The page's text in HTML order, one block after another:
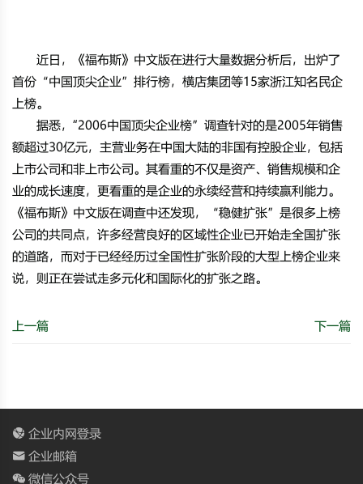
近日，《福布斯》中文版在进行大量数据分析后，出炉了
首份“中国顶尖企业”排行榜，横店集团等15家浙江知名民企
上榜。
据悉，“2006中国顶尖企业榜”调查针对的是2005年销售
额超过30亿元，主营业务在中国大陆的非国有控股企业，包括
上市公司和非上市公司。其看重的不仅是资产、销售规模和企
业的成长速度，更看重的是企业的永续经营和持续赢利能力。
《福布斯》中文版在调查中还发现，“稳健扩张”是很多上榜
公司的共同点，许多经营良好的区域性企业已开始走全国扩张
的道路，而对于已经经历过全国性扩张阶段的大型上榜企业来
说，则正在尝试走多元化和国际化的扩张之路。
上一篇 下一篇
企业内网登录
企业邮箱
微信公众号